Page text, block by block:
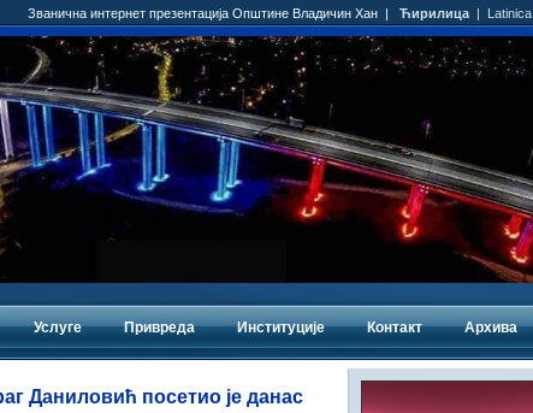
Званична интернет презентација Општине Владичин Хан | Ћирилица | Latinica
Услуге Привреда Институције Контакт Архива
Даниловић посетио је данас